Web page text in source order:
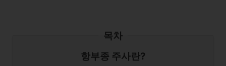
목차
항부종 주사란?